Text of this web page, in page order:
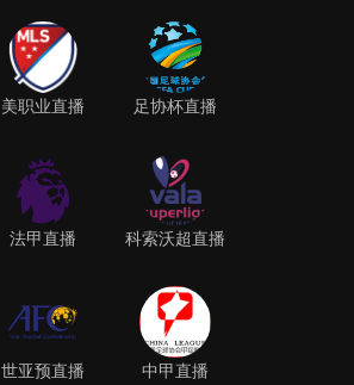
美职业直播 足协杯直播
法甲直播 科索沃超直播
世亚预直播 中甲直播